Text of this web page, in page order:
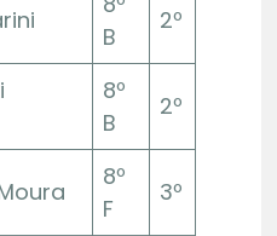
B
2º
8º
B
2º
8º
F
3º